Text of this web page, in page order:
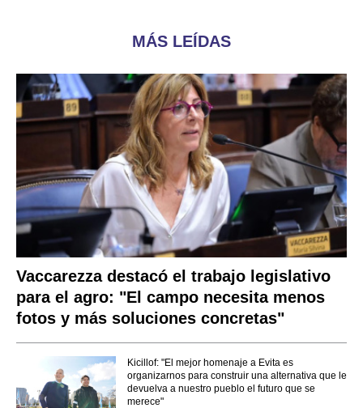
MÁS LEÍDAS
Vaccarezza destacó el trabajo legislativo
para el agro: "El campo necesita menos
fotos y más soluciones concretas"
Kicillof: "El mejor homenaje a Evita es
organizarnos para construir una alternativa que le
devuelva a nuestro pueblo el futuro que se
merece"